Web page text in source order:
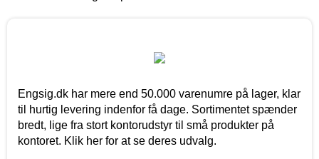
Engsig.dk har mere end 50.000 varenumre på lager, klar
til hurtig levering indenfor få dage. Sortimentet spænder
bredt, lige fra stort kontorudstyr til små produkter på
kontoret. Klik her for at se deres udvalg.